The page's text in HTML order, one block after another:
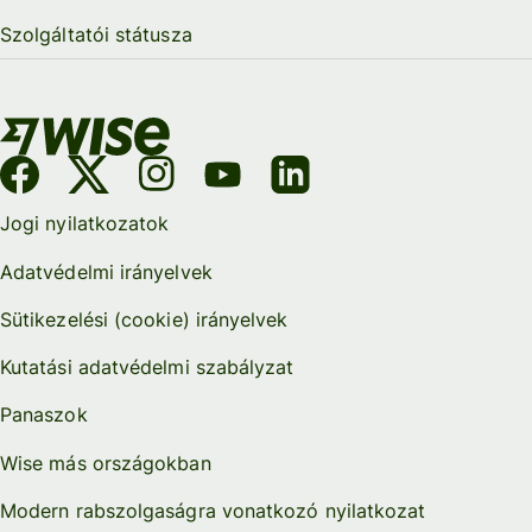
Szolgáltatói státusza
Jogi nyilatkozatok
Adatvédelmi irányelvek
Sütikezelési (cookie) irányelvek
Kutatási adatvédelmi szabályzat
Panaszok
Wise más országokban
Modern rabszolgaságra vonatkozó nyilatkozat